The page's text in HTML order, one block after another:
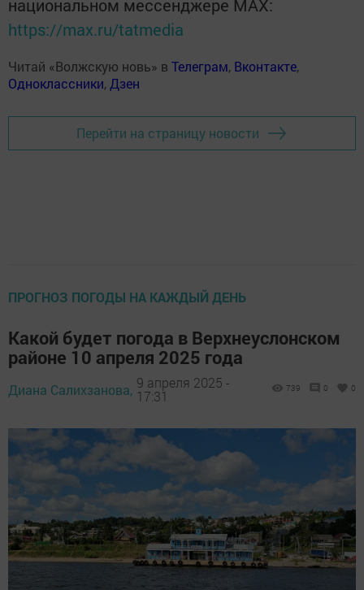
национальном мессенджере MАХ:
https://max.ru/tatmedia
Читай «Волжскую новь» в Телеграм, Вконтакте,
Одноклассники, Дзен
Перейти на страницу новости
ПРОГНОЗ ПОГОДЫ НА КАЖДЫЙ ДЕНЬ
Какой будет погода в Верхнеуслонском
районе 10 апреля 2025 года
Диана Салихзанова, 9 апреля 2025 -
17:31
739 0 0